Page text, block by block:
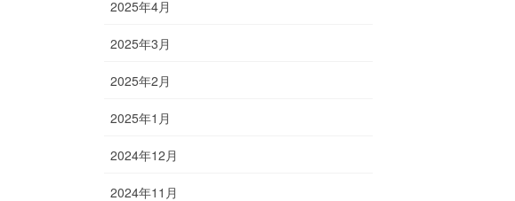
2025年4月
2025年3月
2025年2月
2025年1月
2024年12月
2024年11月